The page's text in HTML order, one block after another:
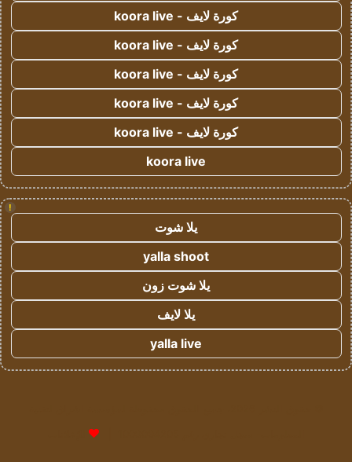
كورة لايف - koora live
كورة لايف - koora live
كورة لايف - koora live
كورة لايف - koora live
كورة لايف - koora live
koora live
!
يلا شوت
yalla shoot
يلا شوت زون
يلا لايف
yalla live